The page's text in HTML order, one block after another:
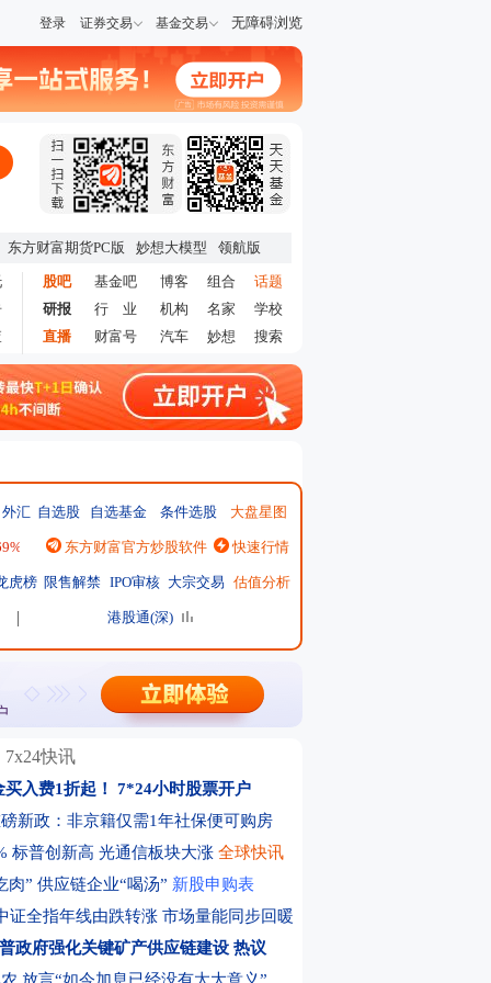
登录 证券交易 基金交易 无障碍浏览
东方财富期货PC版 妙想大模型 领航版
股吧 基金吧 博客 组合
话题
研报
行 业 机构 名家
学校
直播
财富号 汽车 妙想 搜索
外汇 自选股 自选基金 条件选股 大盘星图
恒生指数 25668.03↑137.75 ↑0.54% | 日经225
东方财富官方炒股软件 快速行情
虎榜 限售解禁 IPO审核 大宗交易 估值分析
港股通(深)
7x24快讯
入费1折起！
7*24小时股票开户
新政：非京籍仅需1年社保便可购房
标普创新高 光通信板块大涨 全球快讯
肉” 供应链企业“喝汤” 新股申购表
证全指年线由跌转涨 市场量能同步回暖
政府强化关键矿产供应链建设 热议